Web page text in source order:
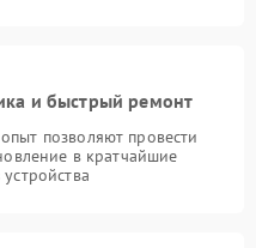
и быстрый ремонт
позволяют провести
в кратчайшие